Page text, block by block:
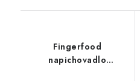
Fingerfood
napichovadlo